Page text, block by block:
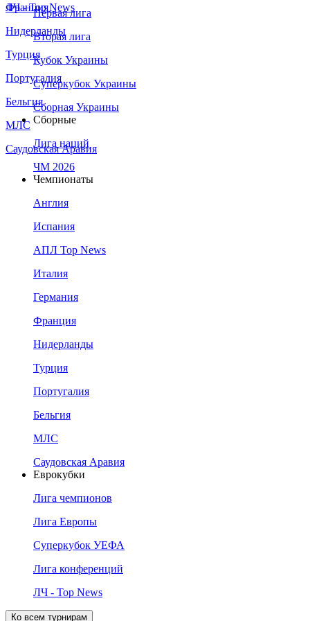
Франция
Нидерланды
Турция
Португалия
Бельгия
МЛС
Саудовская Аравия
ЛЧ - Top News
Первая лига
Вторая лига
Кубок Украины
Суперкубок Украины
Сборная Украины
Сборные
Лига наций
ЧМ 2026
Чемпионаты
Англия
Испания
АПЛ Top News
Италия
Германия
Франция
Нидерланды
Турция
Португалия
Бельгия
МЛС
Саудовская Аравия
Еврокубки
Лига чемпионов
Лига Европы
Суперкубок УЕФА
Лига конференций
ЛЧ - Top News
Ко всем турнирам